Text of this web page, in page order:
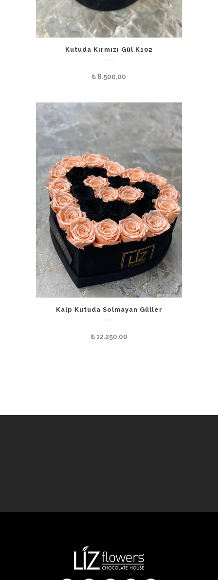
Kutuda Kırmızı Gül K102
₺ 8.500,00
Kalp Kutuda Solmayan Güller
₺12.250,00